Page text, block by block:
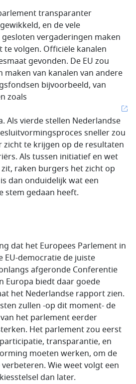
transparanter
en de vele
vergaderingen maken
volgen. Officiële kanalen
gevonden. De EU zou
van kanalen van andere
bijvoorbeeld, van
zoals
Als vierde stellen Nederlandse
sneller zou
zicht te krijgen op de resultaten
Als tussen initiatief en wet
raken burgers het zicht op
dan onduidelijk wat een
stem gedaan heeft.
dat het Europees Parlement in
EU-democratie de juiste
afgeronde Conferentie
Europa biedt daar goede
het Nederlandse rapport zien.
zullen -op dit moment- de
het parlement eerder
Het parlement zou eerst
transparantie, en
moeten werken, om de
Wie weet volgt een
dan later.